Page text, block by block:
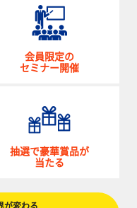
会員限定の
セミナー開催
抽選で豪華賞品が
当たる
が変わる